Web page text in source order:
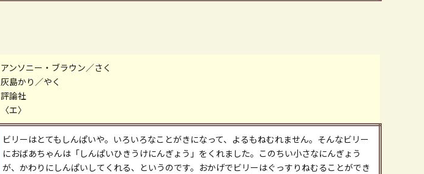
アンソニー・ブラウン／さく
灰島かり／やく
評論社
〈エ〉
ビリーはとてもしんぱいや。いろいろなことがきになって、よるもねむれません。そんなビリー
におばあちゃんは「しんぱいひきうけにんぎょう」をくれました。このちい小さなにんぎょう
が、かわりにしんぱいしてくれる、というのです。おかげでビリーはぐっすりねむることができ